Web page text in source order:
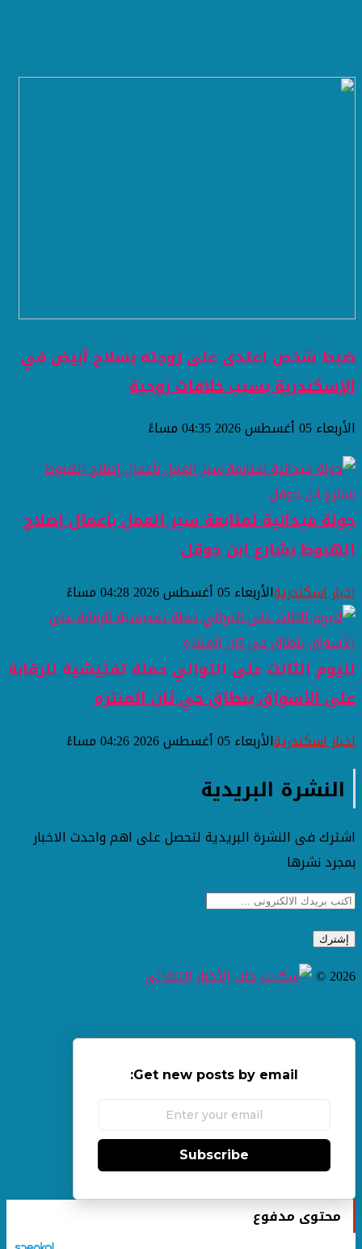
ضبط شخص اعتدى على زوجته بسلاح أبيض في
الإسكندرية بسبب خلافات زوجية
الأربعاء 05 أغسطس 2026 04:35 مساءً
جولة ميدانية لمتابعة سير العمل بأعمال إصلاح
الهبوط بشارع ابن حوقل
اخبار اسكندريةالأربعاء 05 أغسطس 2026 04:28 مساءً
لليوم الثالث على التوالي حملة تفتيشية للرقابة
على الأسواق بنطاق حي ثان المنتزه
اخبار اسكندريةالأربعاء 05 أغسطس 2026 04:26 مساءً
النشرة البريدية
اشترك فى النشرة البريدية لتحصل على اهم واحدث الاخبار
بمجرد نشرها
2026 ©
Get new posts by email:
Subscribe
محتوى مدفوع